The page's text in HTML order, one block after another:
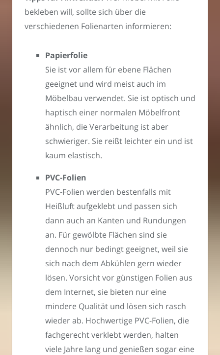
bekleben will, sollte sich über die
verschiedenen Folienarten informieren:
Papierfolie
Sie ist vor allem für ebene Flächen
geeignet und wird meist auch im
Möbelbau verwendet. Sie ist optisch und
haptisch einer normalen Möbelfront
ähnlich, die Verarbeitung ist aber
schwieriger. Sie reißt leichter ein und ist
kaum elastisch.
PVC-Folien
PVC-Folien werden bestenfalls mit
Heißluft aufgeklebt und passen sich
dann auch an Kanten und Rundungen
an. Für gewölbte Flächen sind sie
dennoch nur bedingt geeignet, weil sie
sich nach dem Abkühlen gern wieder
lösen. Vorsicht vor günstigen Folien aus
dem Internet, sie bieten nur eine
mindere Qualität und lösen sich rasch
wieder ab. Hochwertige PVC-Folien, die
fachgerecht verklebt werden, halten
viele Jahre lang und genießen sogar eine